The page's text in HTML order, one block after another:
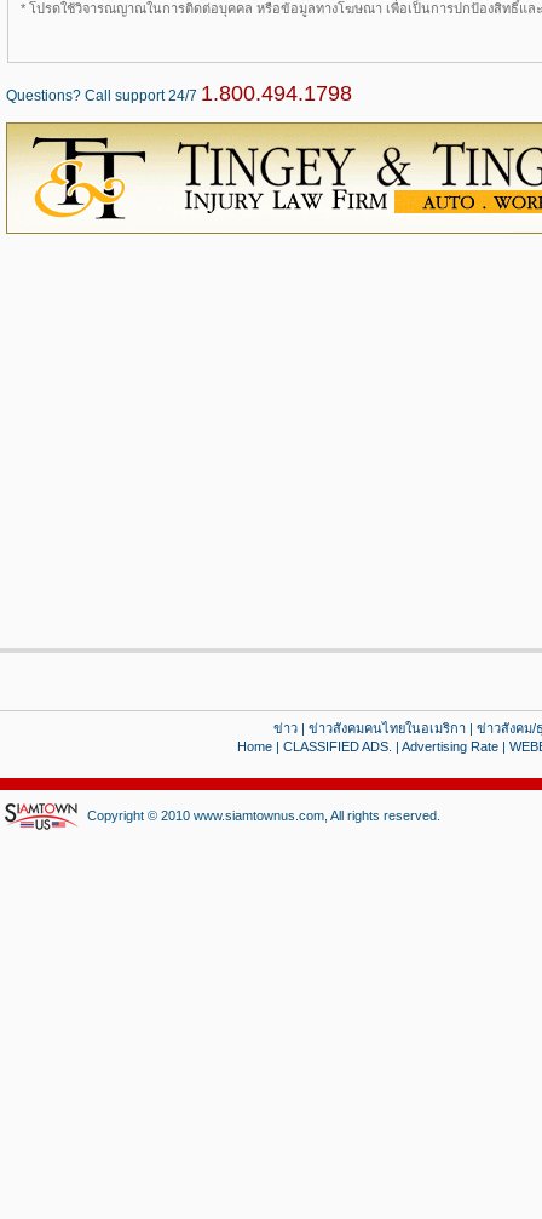
* โปรดใช้วิจารณญาณในการติดต่อบุคคล หรือข้อมูลทางโฆษณา เพื่อเป็นการปกป้องสิทธิ์แล
Questions? Call support 24/7 1.800.494.1798
ข่าว| ข่าวสังคมคนไทยในอเมริกา| ข่าวสังคม/
Home| CLASSIFIED ADS. | Advertising Rate|
Copyright © 2010 www.siamtownus.com, All rights reserved.